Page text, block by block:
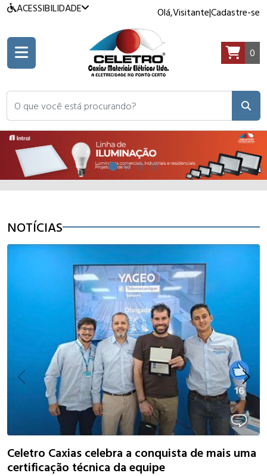
ACESSIBILIDADE Olá,Visitante|Cadastre-se
O que você está procurando?
0
NOTÍCIAS
Celetro Caxias celebra a conquista de mais uma
certificação técnica da equipe